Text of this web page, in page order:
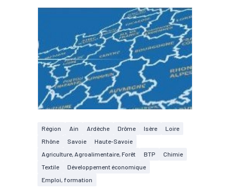
Région Ain Ardèche Drôme Isère
Loire
Rhône
Savoie
Haute-Savoie
Agriculture, Agroalimentaire, Forêt
BTP
Chimie
Textile
Développement économique
Emploi, formation